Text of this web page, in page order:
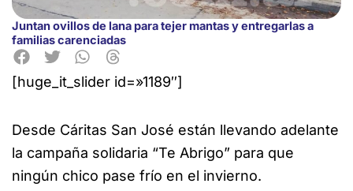
Juntan ovillos de lana para tejer mantas y entregarlas a
familias carenciadas
[huge_it_slider id=»1189″]
Desde Cáritas San José están llevando adelante
la campaña solidaria “Te Abrigo” para que
ningún chico pase frío en el invierno.